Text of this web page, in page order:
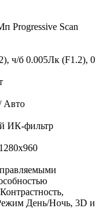
Progressive Scan
ч/б 0.005Лк (F1.2), 0
Авто
ИК-фильтр
День/Ночь, 3D и